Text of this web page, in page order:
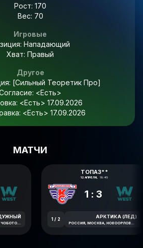
Рост: 170
Вес: 70
Игровые
Нападающий
Хват: Правый
Другое
[Сильный Теоретик Про]
<Есть>
<Есть> 17.09.2026
<Есть> 17.09.2026
МАТЧИ
ТОПАЗ**
12 АПРЕЛЯ, 19:45
1:3
1 / 2 АРКТИКА (ЛЕД)